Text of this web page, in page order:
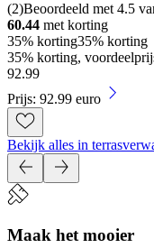
(2)Beoordeeld met 4.5
60.44 met korting
35% korting35% korting
35% korting,
92.99
Prijs: 92.99 euro
Bekijk alles in
Maak het mooier